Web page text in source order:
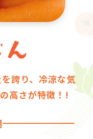
誇り、冷涼な気
高さが特徴！!